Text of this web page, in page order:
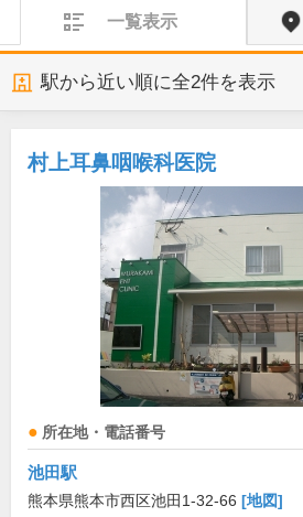
一覧表示
駅から近い順に全2件を表示
村上耳鼻咽喉科医院
所在地・電話番号
池田駅
熊本県熊本市西区池田1-32-66 [地図]